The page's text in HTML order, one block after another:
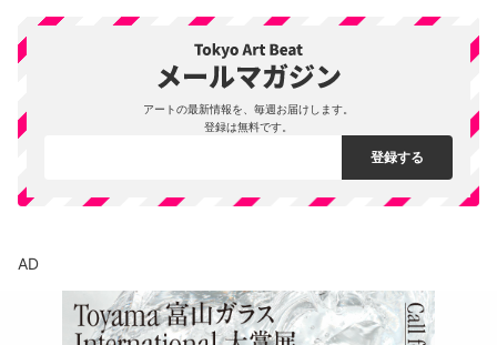
アートの最新情報を、毎週お届けします。
登録は無料です。
AD